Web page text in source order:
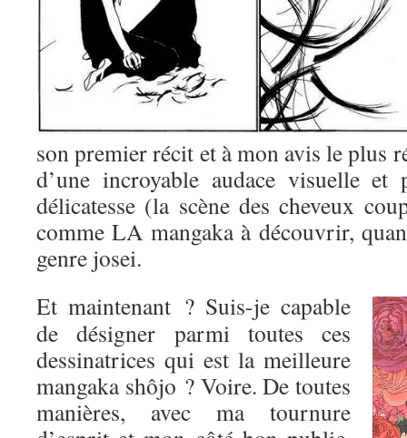
son premier récit et à mon avis le plus
d’une incroyable audace visuelle et
délicatesse (la scène des cheveux
comme LA mangaka à découvrir,
genre josei.
Et maintenant ? Suis-je capable
de désigner parmi toutes ces
dessinatrices qui est la meilleure
mangaka shôjo ? Voire. De toutes
manières, avec ma tournure